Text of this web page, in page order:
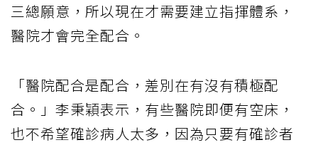
三總願意，所以現在才需要建立指揮體系，
醫院才會完全配合。
「醫院配合是配合，差別在有沒有積極配
合。」李秉穎表示，有些醫院即便有空床，
也不希望確診病人太多，因為只要有確診者